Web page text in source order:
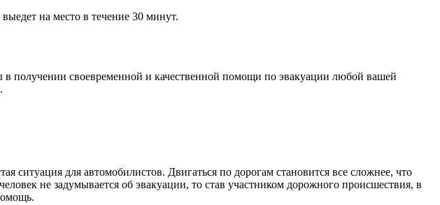
на место в течение 30 минут.
получении своевременной и качественной помощи по эвакуации любой вашей
ситуация для автомобилистов. Двигаться по дорогам становится все сложнее, что
не задумывается об эвакуации, то став участником дорожного происшествия, в